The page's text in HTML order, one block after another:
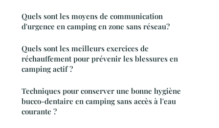
Quels sont les moyens de communication
d'urgence en camping en zone sans réseau?
Quels sont les meilleurs exercices de
réchauffement pour prévenir les blessures en
camping actif ?
Techniques pour conserver une bonne hygiène
bucco-dentaire en camping sans accès à l'eau
courante ?